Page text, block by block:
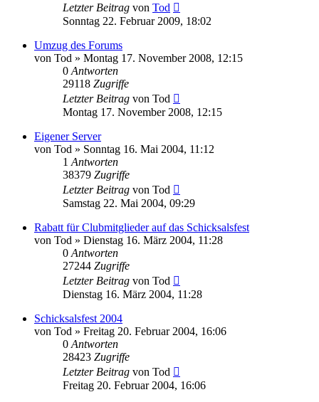
Letzter Beitrag von Tod
Sonntag 22. Februar 2009, 18:02
Umzug des Forums
von Tod » Montag 17. November 2008, 12:15
0 Antworten
29118 Zugriffe
Letzter Beitrag von Tod
Montag 17. November 2008, 12:15
Eigener Server
von Tod » Sonntag 16. Mai 2004, 11:12
1 Antworten
38379 Zugriffe
Letzter Beitrag von Tod
Samstag 22. Mai 2004, 09:29
Rabatt für Clubmitglieder auf das Schicksalsfest
von Tod » Dienstag 16. März 2004, 11:28
0 Antworten
27244 Zugriffe
Letzter Beitrag von Tod
Dienstag 16. März 2004, 11:28
Schicksalsfest 2004
von Tod » Freitag 20. Februar 2004, 16:06
0 Antworten
28423 Zugriffe
Letzter Beitrag von Tod
Freitag 20. Februar 2004, 16:06